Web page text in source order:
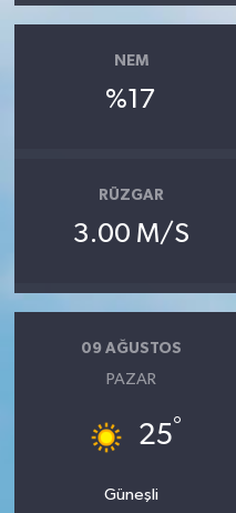
NEM
%17
RÜZGAR
3.00 M/S
09 AĞUSTOS
PAZAR
25°
Güneşli